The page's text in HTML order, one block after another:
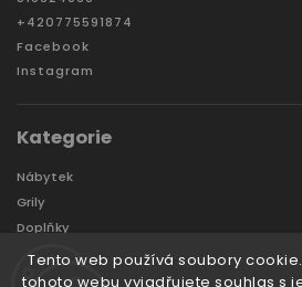
Tento web používá soubory
tohoto webu vyjadřujete souhlas s
+420775591874
Facebook
Instagram
Kategorie
Nábytek
Grily
Doplňky
Zahradní domky a boxy
Značky